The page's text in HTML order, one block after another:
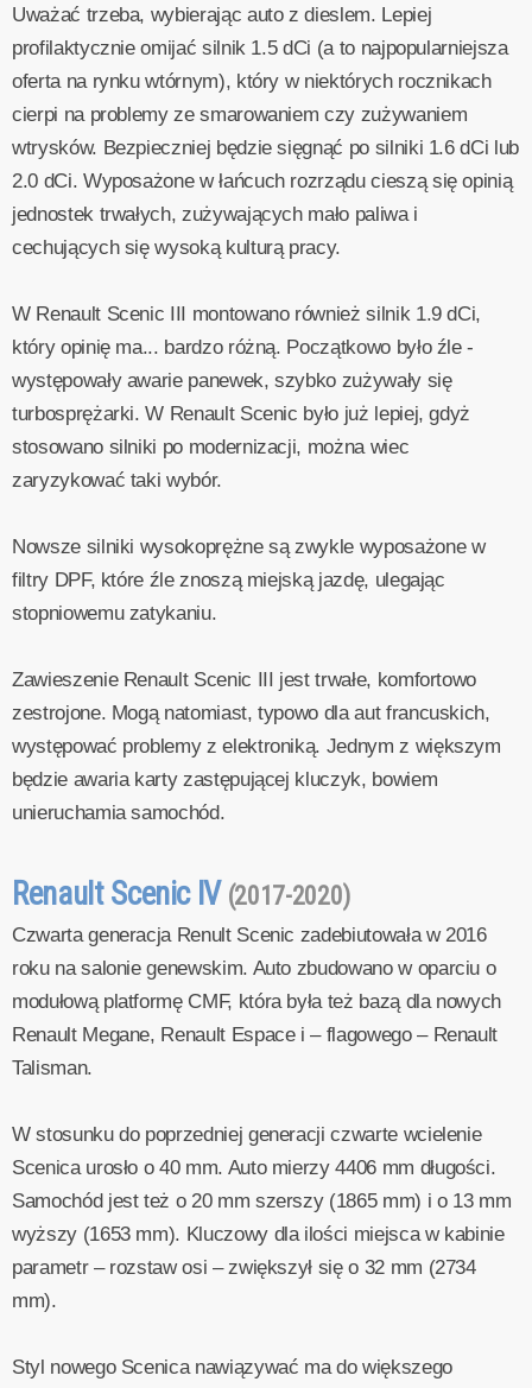
Uważać trzeba, wybierając auto z dieslem. Lepiej
profilaktycznie omijać silnik 1.5 dCi (a to najpopularniejsza
oferta na rynku wtórnym), który w niektórych rocznikach
cierpi na problemy ze smarowaniem czy zużywaniem
wtrysków. Bezpieczniej będzie sięgnąć po silniki 1.6 dCi lub
2.0 dCi. Wyposażone w łańcuch rozrządu cieszą się opinią
jednostek trwałych, zużywających mało paliwa i
cechujących się wysoką kulturą pracy.
W Renault Scenic III montowano również silnik 1.9 dCi,
który opinię ma... bardzo różną. Początkowo było źle -
występowały awarie panewek, szybko zużywały się
turbosprężarki. W Renault Scenic było już lepiej, gdyż
stosowano silniki po modernizacji, można wiec
zaryzykować taki wybór.
Nowsze silniki wysokoprężne są zwykle wyposażone w
filtry DPF, które źle znoszą miejską jazdę, ulegając
stopniowemu zatykaniu.
Zawieszenie Renault Scenic III jest trwałe, komfortowo
zestrojone. Mogą natomiast, typowo dla aut francuskich,
występować problemy z elektroniką. Jednym z większym
będzie awaria karty zastępującej kluczyk, bowiem
unieruchamia samochód.
Renault Scenic IV (2017-2020)
Czwarta generacja Renult Scenic zadebiutowała w 2016
roku na salonie genewskim. Auto zbudowano w oparciu o
modułową platformę CMF, która była też bazą dla nowych
Renault Megane, Renault Espace i – flagowego – Renault
Talisman.
W stosunku do poprzedniej generacji czwarte wcielenie
Scenica urosło o 40 mm. Auto mierzy 4406 mm długości.
Samochód jest też o 20 mm szerszy (1865 mm) i o 13 mm
wyższy (1653 mm). Kluczowy dla ilości miejsca w kabinie
parametr – rozstaw osi – zwiększył się o 32 mm (2734
mm).
Styl nowego Scenica nawiązywać ma do większego